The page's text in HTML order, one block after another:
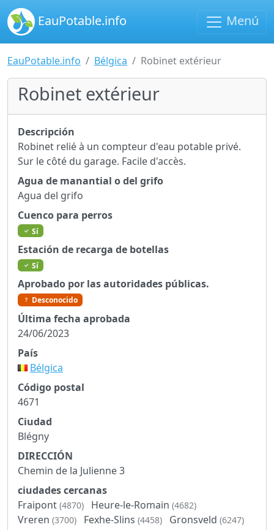
EauPotable.info Menú
EauPotable.info Bélgica Robinet extérieur
Robinet extérieur
Descripción
Robinet relié à un compteur d'eau potable privé.
Sur le côté du garage. Facile d'accès.
Agua de manantial o del grifo
Agua del grifo
Cuenco para perros
Sí
Estación de recarga de botellas
Sí
Aprobado por las autoridades públicas.
Desconocido
Última fecha aprobada
24/06/2023
País
Bélgica
Código postal
4671
Ciudad
Blégny
DIRECCIÓN
Chemin de la Julienne 3
ciudades cercanas
Fraipont (4870) Heure-le-Romain (4682)
Vreren (3700) Fexhe-Slins (4458) Gronsveld (6247)